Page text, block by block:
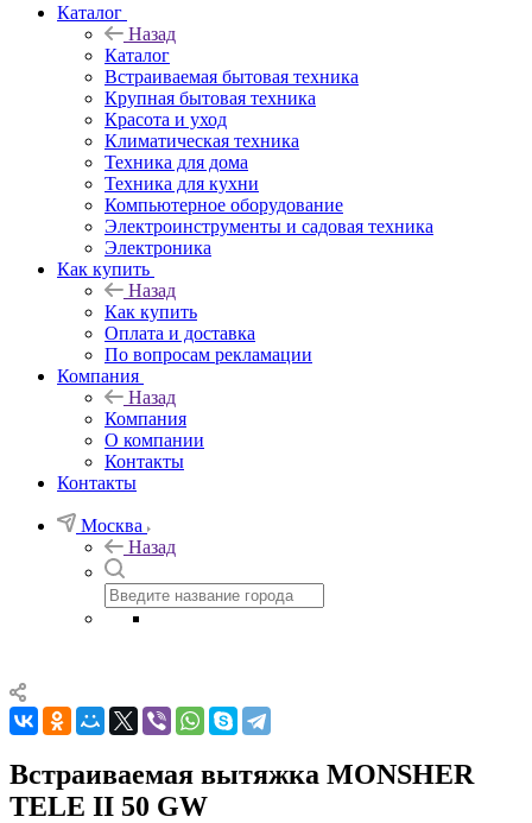
Каталог
Назад
Каталог
Встраиваемая бытовая техника
Крупная бытовая техника
Красота и уход
Климатическая техника
Техника для дома
Техника для кухни
Компьютерное оборудование
Электроинструменты и садовая техника
Электроника
Как купить
Назад
Как купить
Оплата и доставка
По вопросам рекламации
Компания
Назад
Компания
О компании
Контакты
Контакты
Москва
Назад
Встраиваемая вытяжка MONSHER
TELE II 50 GW